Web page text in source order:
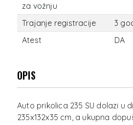
za vožnju
Trajanje registracije
3
Atest
DA
OPIS
Auto prikolica 235 SU dolazi u
235x132x35 cm, a ukupna